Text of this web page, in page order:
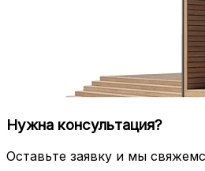
Нужна консультация?
Оставьте заявку и мы